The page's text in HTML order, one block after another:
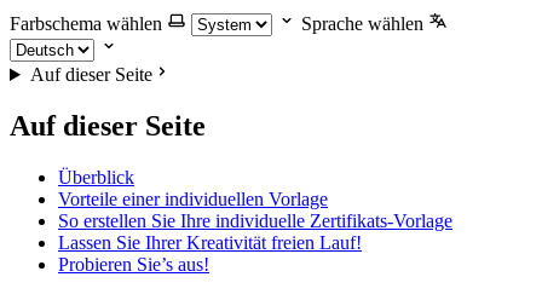
Farbschema wählen Sprache wählen
Auf dieser Seite
Auf dieser Seite
Überblick
Vorteile einer individuellen Vorlage
So erstellen Sie Ihre individuelle Zertifikats-Vorlage
Lassen Sie Ihrer Kreativität freien Lauf!
Probieren Sie’s aus!